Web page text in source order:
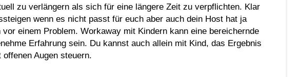
zu verlängern als sich für eine längere Zeit zu verpflichten. Klar
wenn es nicht passt für euch aber auch dein Host hat ja
vor einem Problem. Workaway mit Kindern kann eine bereichernde
Erfahrung sein. Du kannst auch allein mit Kind, das Ergebnis
Augen steuern.